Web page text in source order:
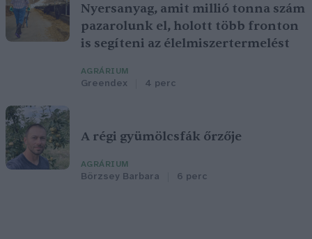
Nyersanyag, amit millió tonna szám
pazarolunk el, holott több fronton
is segíteni az élelmiszertermelést
AGRÁRIUM
Greendex 4 perc
A régi gyümölcsfák őrzője
AGRÁRIUM
Börzsey Barbara 6 perc